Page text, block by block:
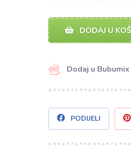
DODAJ U
Dodaj u Bubumix
PODIJELI